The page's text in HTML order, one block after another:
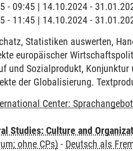
- 09:45 | 14.10.2024 -
- 11:45 | 14.10.2024 -
Statistiken auswerten,
europäischer
und Sozialprodukt,
der Globalisierung.
Center:
Studies: Culture and
ohne CPs) - Deutsch als